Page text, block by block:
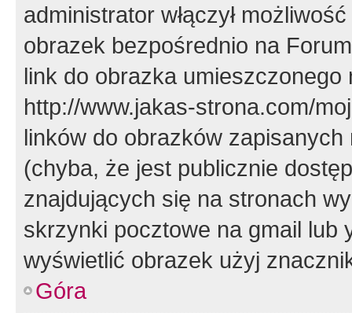
administrator włączył
obrazek bezpośrednio na
link do obrazka
http://www.jakas-strona.com/
linków do obrazków
(chyba, że jest publicznie
znajdujących się na stronach
skrzynki pocztowe na gmail lub
wyświetlić obrazek użyj
Góra